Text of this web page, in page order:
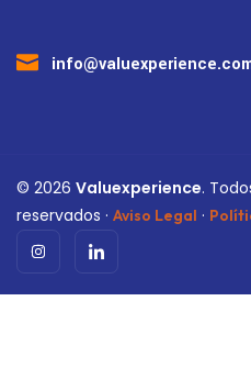
© 2026 Valuexperience.
reservados · Aviso Legal ·